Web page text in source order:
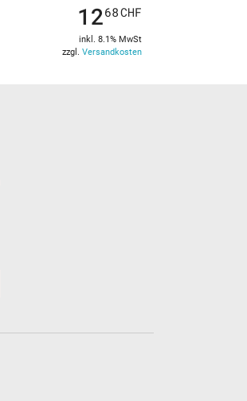
1268CHF
inkl. 8.1% MwSt
zzgl. Versandkosten